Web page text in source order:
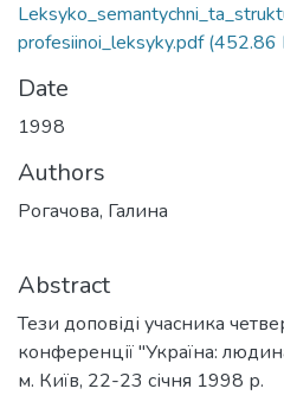
profesiinoi_leksyky.pdf(452.86
Date
1998
Authors
Рогачова, Галина
Abstract
Тези доповіді учасника
конференції "Україна:
м. Київ, 22-23 січня 1998 р.